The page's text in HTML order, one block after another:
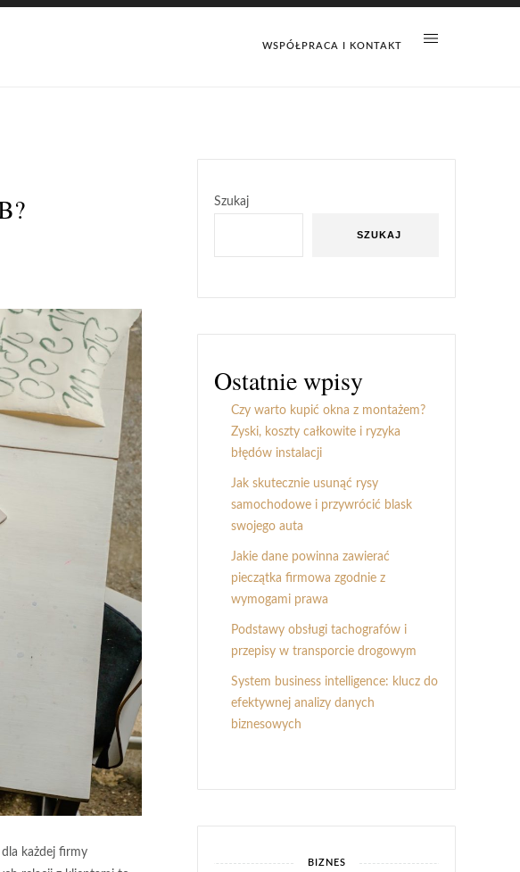
WSPÓŁPRACA I KONTAKT
każdej firmy
Szukaj
SZUKAJ
Ostatnie wpisy
Czy warto kupić okna z montażem?
Zyski, koszty całkowite i ryzyka
błędów instalacji
Jak skutecznie usunąć rysy
samochodowe i przywrócić blask
swojego auta
Jakie dane powinna zawierać
pieczątka firmowa zgodnie z
wymogami prawa
Podstawy obsługi tachografów i
przepisy w transporcie drogowym
System business intelligence: klucz do
efektywnej analizy danych
biznesowych
BIZNES